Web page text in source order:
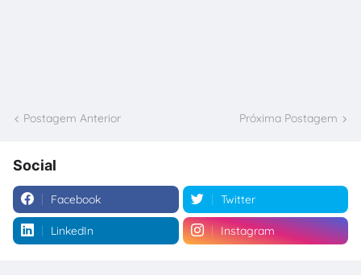
Postagem Anterior Próxima Postagem
Social
Facebook Twitter
LinkedIn Instagram